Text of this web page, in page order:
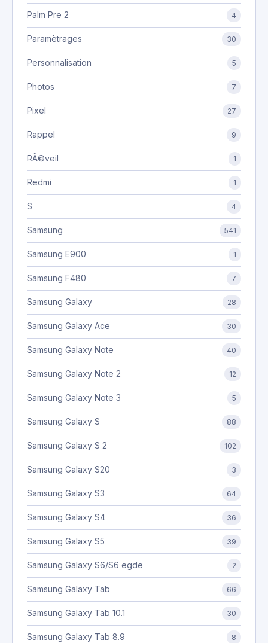
Palm Pre 2 4
Paramètrages 30
Personnalisation 5
Photos 7
Pixel 27
Rappel 9
RÃ©veil 1
Redmi 1
S 4
Samsung 541
Samsung E900 1
Samsung F480 7
Samsung Galaxy 28
Samsung Galaxy Ace 30
Samsung Galaxy Note 40
Samsung Galaxy Note 2 12
Samsung Galaxy Note 3 5
Samsung Galaxy S 88
Samsung Galaxy S 2 102
Samsung Galaxy S20 3
Samsung Galaxy S3 64
Samsung Galaxy S4 36
Samsung Galaxy S5 39
Samsung Galaxy S6/S6 egde 2
Samsung Galaxy Tab 66
Samsung Galaxy Tab 10.1 30
Samsung Galaxy Tab 8.9 8